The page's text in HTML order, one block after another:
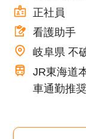
正社員
看護助手
岐阜県 不
JR東海道
車通勤推